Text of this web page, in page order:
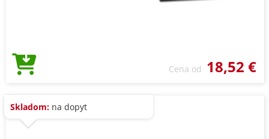
Cena od 18,52 €
Skladom: na dopyt